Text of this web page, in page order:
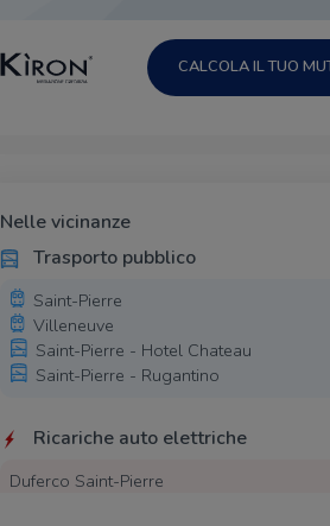
CALCOLA IL TUO
Nelle vicinanze
Trasporto pubblico
Saint-Pierre
Villeneuve
Saint-Pierre - Hotel Chateau
Saint-Pierre - Rugantino
Ricariche auto elettriche
Duferco Saint-Pierre